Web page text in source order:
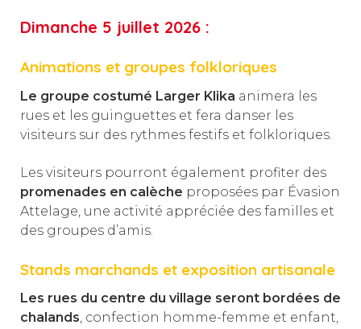
Dimanche 5 juillet 2026 :
Animations et groupes folkloriques
Le groupe costumé Larger Klika animera les
rues et les guinguettes et fera danser les
visiteurs sur des rythmes festifs et folkloriques.
Les visiteurs pourront également profiter des
promenades en calèche proposées par Évasion
Attelage, une activité appréciée des familles et
des groupes d’amis.
Stands marchands et exposition artisanale
Les rues du centre du village seront bordées de
chalands, confection homme-femme et enfant,